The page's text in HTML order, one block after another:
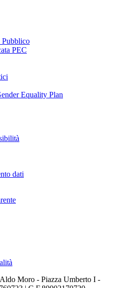
PEC
Equality Plan
dati
Moro - Piazza Umberto I -